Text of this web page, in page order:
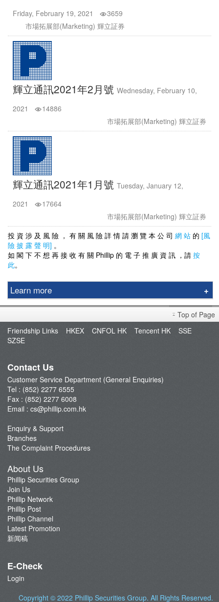
Friday, February 19, 2021
3659
市場拓展部(Marketing) 輝立証券
輝立通訊2021年2月號 Wednesday, February 10,
2021
14886
市場拓展部(Marketing) 輝立証券
輝立通訊2021年1月號 Tuesday, January 12,
2021
17664
市場拓展部(Marketing) 輝立証券
投 資 涉 及 風 險 ， 有 關 風 險 詳 情 請 瀏 覽 本 公 司 網 站 的 [風
險 披 露 聲 明] 。
如 閣 下 不 想 再 接 收 有 關 Phillip 的 電 子 推 廣 資 訊 ，請 按
此。
Learn more
Phillip Securities Group
Branches
Join Us
Phillip Channel
新闻稿
Top of Page
Friendship Links
HKEX CNFOL HK Tencent HK
SSE
SZSE
Contact Us
Customer Service Department (General Enquiries)
Tel : (852) 2277 6555
Fax : (852) 2277 6008
Email : cs@phillip.com.hk
Enquiry & Support
Branches
The Complaint Procedures
About Us
Phillip Securities Group
Join Us
Phillip Network
Phillip Post
Phillip Channel
Latest Promotion
新闻稿
E-Check
Login
Copyright © 2022 Phillip Securities Group. All Rights Reserved.